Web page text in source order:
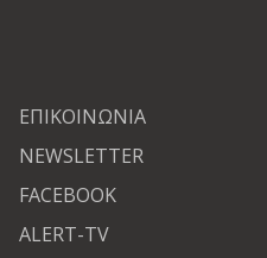
ΕΠΙΚΟΙΝΩΝΙΑ
NEWSLETTER
FACEBOOK
ALERT-TV